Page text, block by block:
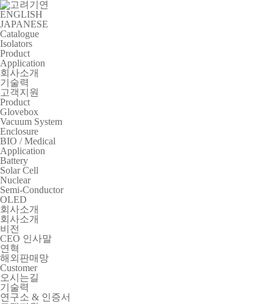
ENGLISH
JAPANESE
Catalogue
Isolators
Product
Application
회사소개
기술력
고객지원
Product
Glovebox
Vacuum System
Enclosure
BIO / Medical
Application
Battery
Solar Cell
Nuclear
Semi-Conductor
OLED
회사소개
회사소개
비전
CEO 인사말
연혁
해외판매망
Customer
오시는길
기술력
연구소 & 인증서